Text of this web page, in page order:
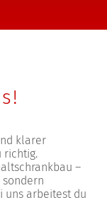
klarer
richtig.
–
uns arbeitest du